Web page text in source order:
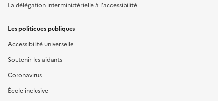
La délégation interministérielle à l'accessibilité
Les politiques publiques
Accessibilité universelle
Soutenir les aidants
Coronavirus
École inclusive